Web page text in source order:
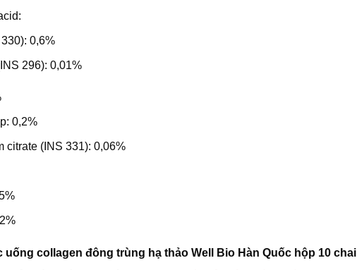
0,6%
296): 0,01%
0,2%
citrate (INS 331): 0,06%
collagen đông trùng hạ thảo Well Bio Hàn Quốc hộp 10 chai